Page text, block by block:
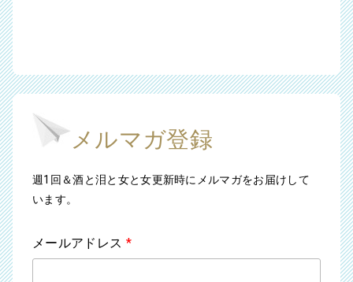
メルマガ登録
週1回＆酒と泪と女と女更新時にメルマガをお届けして
います。
メールアドレス *